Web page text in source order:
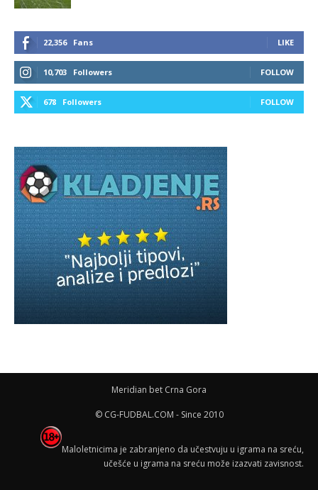
22,356 Fans LIKE
10,703 Followers FOLLOW
678 Followers FOLLOW
Meridian bet Crna Gora
© CG-FUDBAL.COM - Since 2010
Maloletnicima je zabranjeno da učestvuju u igrama na sreću,
učešće u igrama na sreću može izazvati zavisnost.